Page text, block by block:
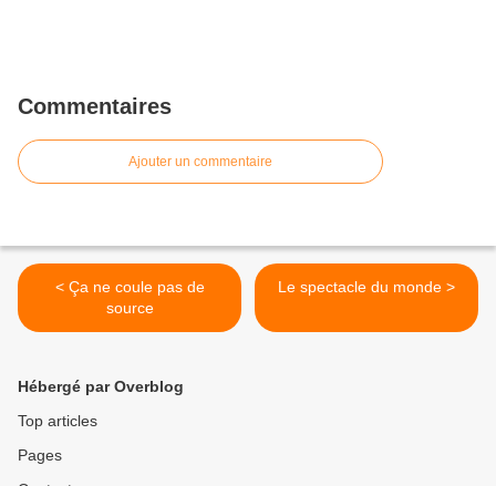
Commentaires
Ajouter un commentaire
< Ça ne coule pas de
source
Le spectacle du monde >
Hébergé par Overblog
Top articles
Pages